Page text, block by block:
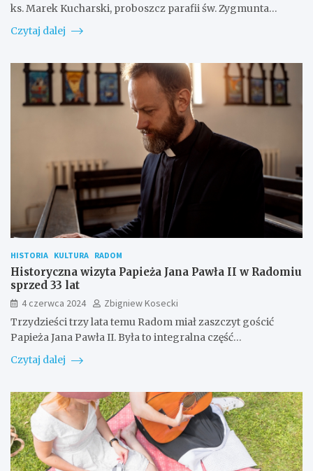
ks. Marek Kucharski, proboszcz parafii św. Zygmunta…
Czytaj dalej
HISTORIA KULTURA RADOM
Historyczna wizyta Papieża Jana Pawła II w Radomiu
sprzed 33 lat
4 czerwca 2024
Zbigniew Kosecki
Trzydzieści trzy lata temu Radom miał zaszczyt gościć
Papieża Jana Pawła II. Była to integralna część…
Czytaj dalej